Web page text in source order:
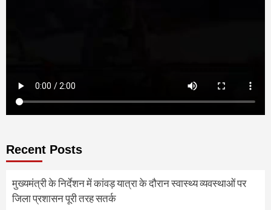
Recent Posts
मुख्यमंत्री के निर्देशन में कांवड़ यात्रा के दौरान स्वास्थ्य व्यवस्थाओं पर
जिला प्रशासन पूरी तरह सतर्क